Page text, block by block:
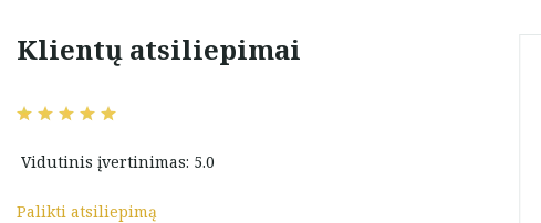
Klientų atsiliepimai
Vidutinis įvertinimas: 5.0
Palikti atsiliepimą
Geras aptarnavimas, paslaugiai
Veronika Graciova